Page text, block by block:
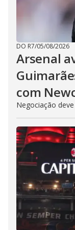
DO R7/05/08/2026
Arsenal
com
Negociação